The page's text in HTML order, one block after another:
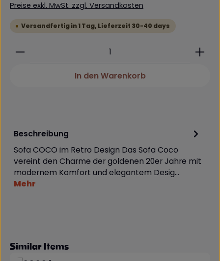
Preise exkl. MwSt. zzgl. Versandkosten
Versandfertig in 1 Tag, Lieferzeit 30-40 days
Produkt Anzahl: Gib den gewünschten Wert
In den Warenkorb
Beschreibung
Sofa COCO im Retro Design Das Sofa Coco
vereint den Charme der goldenen 20er Jahre mit
modernem Komfort und elegantem Desig…
Mehr
Produktgalerie überspringen
Similar Items